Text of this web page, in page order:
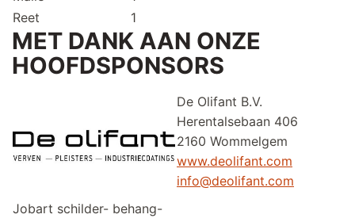
Reet
1
MET DANK AAN ONZE
HOOFDSPONSORS
De Olifant B.V.
Herentalsebaan
2160 Wommelgem
www.deolifant.com
info@deolifant.com
Jobart schilder- behang-